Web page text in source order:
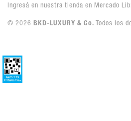
Ingresá en nuestra tienda en Mercado
© 2026 BKD-LUXURY & Co. Todos los